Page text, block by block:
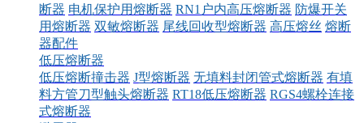
断器 电机保护用熔断器 RN1户内高压熔断器 防爆开关
用熔断器 双敏熔断器 尾线回收型熔断器 高压熔丝 熔断
器配件
低压熔断器
低压熔断撞击器 J型熔断器 无填料封闭管式熔断器 有填
料方管刀型触头熔断器 RT18低压熔断器 RGS4螺栓连接
式熔断器